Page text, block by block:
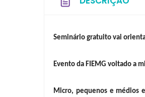
Seminário gratuito vai
Evento da FIEMG voltado a
Micro, pequenos e médios